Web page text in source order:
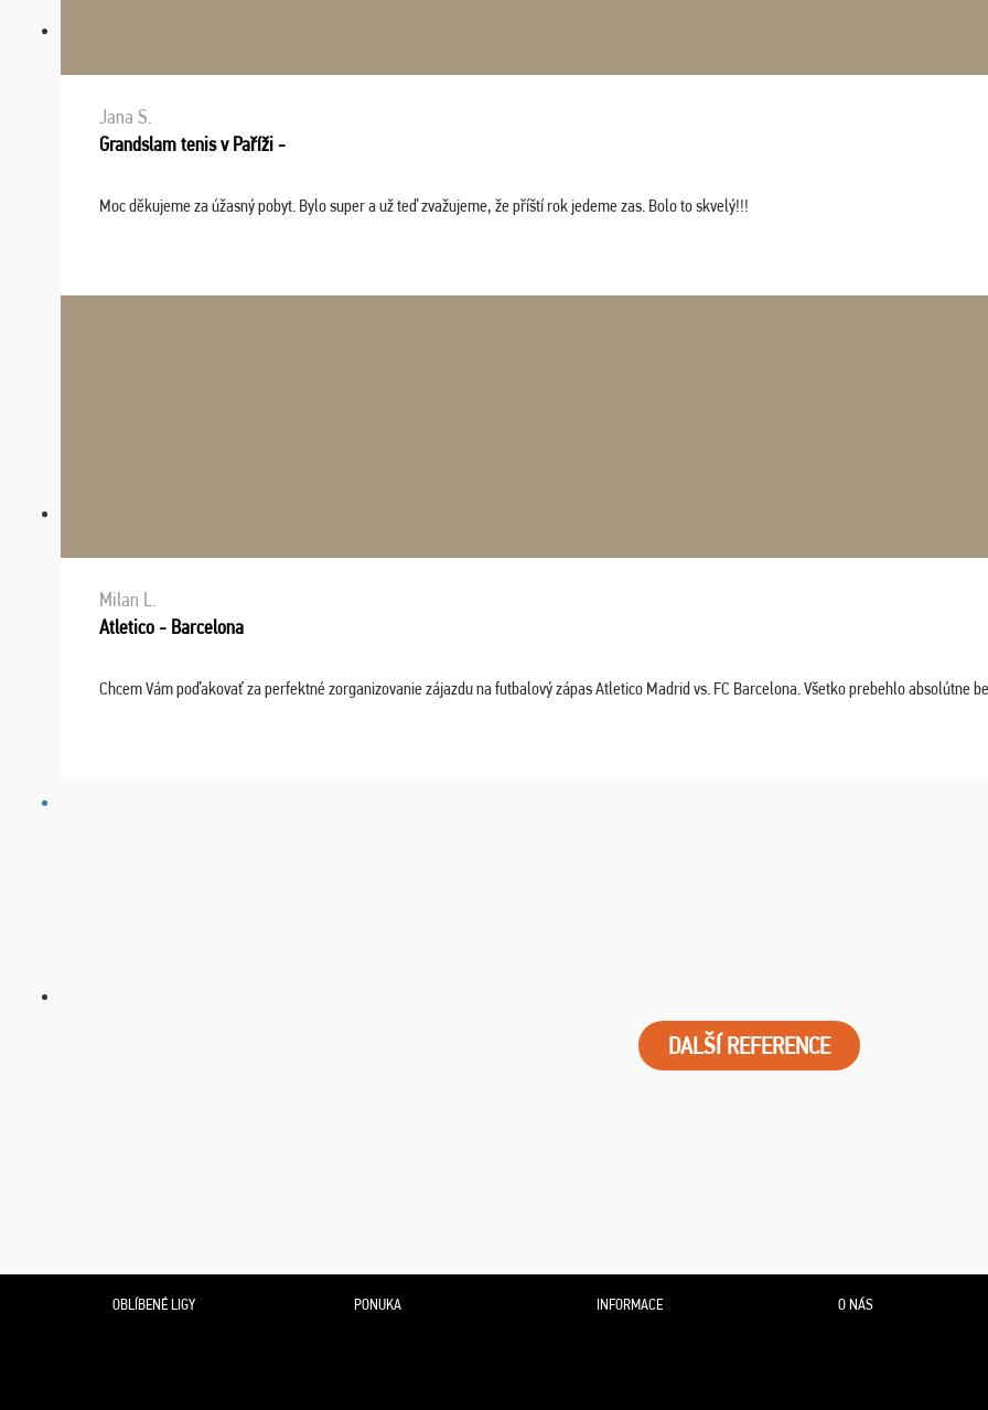
Jana S.
Grandslam tenis v Paříži -
Moc děkujeme za úžasný pobyt. Bylo super a už teď zvažujeme, že příští rok jedeme zas. Bolo to skvelý!!!
Milan L.
Atletico - Barcelona
Chcem Vám poďakovať za perfektné zorganizovanie zájazdu na futbalový zápas Atletico Madrid vs. FC Barcelona. Všetko prebehlo absolútne
DALŠÍ REFERENCE
OBLÍBENÉ LIGY PONUKA INFORMACE O NÁS